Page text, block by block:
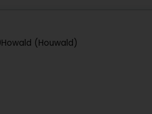
Howald (Houwald)